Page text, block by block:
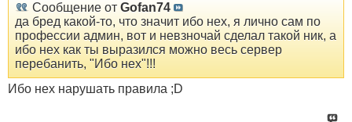
Сообщение от Gofan74
да бред какой-то, что значит ибо нех, я лично сам по
профессии админ, вот и невзночай сделал такой ник, а
ибо нех как ты выразился можно весь сервер
перебанить, "Ибо нех"!!!
Ибо нех нарушать правила ;D